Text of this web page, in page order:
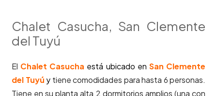
Chalet Casucha, San Clemente
del Tuyú
El Chalet Casucha está ubicado en San Clemente
del Tuyú y tiene comodidades para hasta 6 personas.
Tiene en su planta alta 2 dormitorios amplios (una con